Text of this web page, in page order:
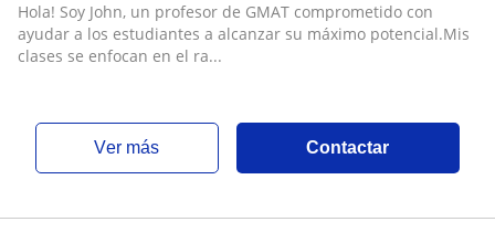
Hola! Soy John, un profesor de GMAT comprometido con
ayudar a los estudiantes a alcanzar su máximo potencial.Mis
clases se enfocan en el ra...
ver más Contactar